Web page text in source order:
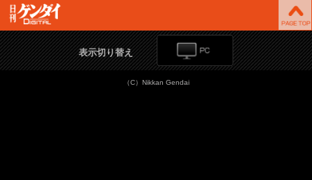
表示切り替え
（C）Nikkan Gendai